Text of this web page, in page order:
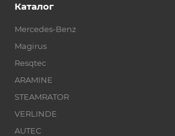
Каталог
Mercedes-Benz
Magirus
Resqtec
ARAMINE
STEAMRATOR
VERLINDE
AUTEC